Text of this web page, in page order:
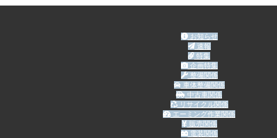
お知らせ
速報
特集
企画特集
整備関係
車体整備関係
中古車関係
リサイクル関係
エーミング作業関係
販売関係
電装関係